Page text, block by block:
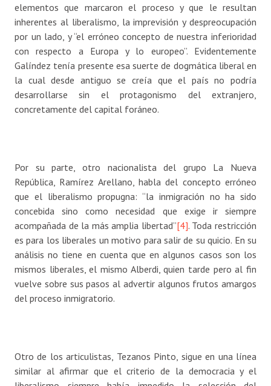
elementos que marcaron el proceso y que le resultan
inherentes al liberalismo, la imprevisión y despreocupación
por un lado, y “el erróneo concepto de nuestra inferioridad
con respecto a Europa y lo europeo”. Evidentemente
Galíndez tenía presente esa suerte de dogmática liberal en
la cual desde antiguo se creía que el país no podría
desarrollarse sin el protagonismo del extranjero,
concretamente del capital foráneo.
Por su parte, otro nacionalista del grupo La Nueva
República, Ramírez Arellano, habla del concepto erróneo
que el liberalismo propugna: “la inmigración no ha sido
concebida sino como necesidad que exige ir siempre
acompañada de la más amplia libertad”[4]. Toda restricción
es para los liberales un motivo para salir de su quicio. En su
análisis no tiene en cuenta que en algunos casos son los
mismos liberales, el mismo Alberdi, quien tarde pero al fin
vuelve sobre sus pasos al advertir algunos frutos amargos
del proceso inmigratorio.
Otro de los articulistas, Tezanos Pinto, sigue en una línea
similar al afirmar que el criterio de la democracia y el